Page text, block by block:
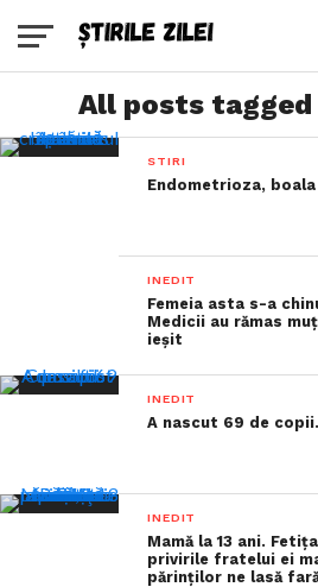
All posts
STIRI
Endometrioza,
INEDIT
Femeia asta s-a
Medicii au rămas
ieșit
INEDIT
A nascut 69 de
INEDIT
Mamă la 13 ani.
privirile fratelui ei
părinților ne lasă